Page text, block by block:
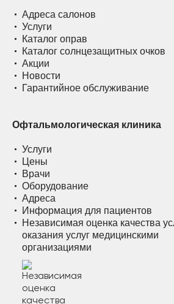
Адреса салонов
Услуги
Каталог оправ
Каталог солнцезащитных очков
Акции
Новости
Гарантийное обслуживание
Офтальмологическая клиника
Услуги
Цены
Врачи
Оборудование
Адреса
Информация для пациентов
Независимая оценка качества
оказания услуг медицинскими
организациями